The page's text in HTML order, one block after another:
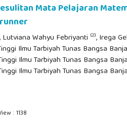
Mata Pelajaran
, Lutviana Wahyu Febriyanti (2), Irega
Ilmu Tarbiyah Tunas Bangsa
Ilmu Tarbiyah Tunas Bangsa
Ilmu Tarbiyah Tunas Bangsa
: 1138